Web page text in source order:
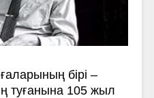
бірі –
туғанына 105 жыл